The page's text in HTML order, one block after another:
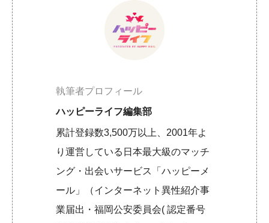
執筆者プロフィール
ハッピーライフ編集部
累計登録数3,500万以上、2001年よ
り運営している日本最大級のマッチ
ング・出会いサービス「ハッピーメ
ール」（インターネット異性紹介事
業届出・福岡公安委員会( 認定番号